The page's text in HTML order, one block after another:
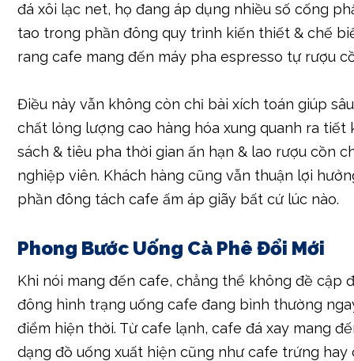
đá xôi lạc net, họ đang áp dụng nhiều số cống
tao trong phần đông quy trình kiến thiết & chế
rang cafe mang đến máy pha espresso tự rượu
Điều này vẫn không còn chỉ bài xích toán giúp
chất lỏng lượng cao hàng hóa xung quanh ra tiết
sách & tiêu pha thời gian ấn hạn & lao rượu cồn
nghiệp viên. Khách hàng cũng vẫn thuận lợi
phần đông tách cafe ấm áp giãy bất cứ lúc nào.
Phong Bước Uống Cà Phê Đổi Mới
Khi nói mang đến cafe, chẳng thể không đề cập
đông hình trạng uống cafe đang bình thường
điểm hiện thời. Từ cafe lạnh, cafe đá xay mang
dạng đồ uống xuất hiện cũng như cafe trứng hay